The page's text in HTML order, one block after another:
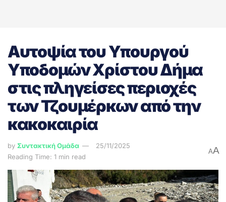
Αυτοψία του Υπουργού
Υποδομών Χρίστου Δήμα
στις πληγείσες περιοχές
των Τζουμέρκων από την
κακοκαιρία
by Συντακτική Ομάδα
25/11/2025
Reading Time: 1 min read
AA